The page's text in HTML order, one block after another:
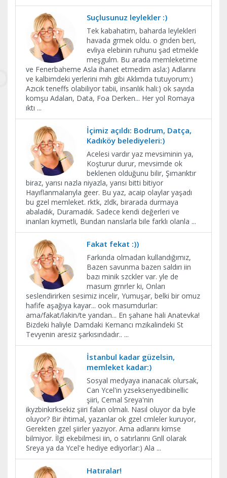
Suçlusunuz leylekler :)
Tek kabahatim, baharda leylekleri
havada grmek oldu. o gnden beri,
evliya elebinin ruhunu şad etmekle
meşgulm. Bu arada memleketime
ve Fenerbaheme Asla ihanet etmedim asla:) Adlarını
ve kalbimdeki yerlerini mıh gibi Aklımda tutuyorum:)
Azıcık teneffs olabiliyor tabii, insanlık hali:) ok sayıda
komşu Adaları, Data, Foa Derken... Her yol Romaya
ıktı ...
İçimiz açıldı: Bodrum, Datça,
Kadıköy belediyeleri:)
Acelesi vardır yaz mevsiminin ya,
Koşturur durur, mevsimde ok
beklenen olduğunu bilir, Şımarıktır
biraz, yarısı nazla niyazla, yarısı bitti bitiyor
Hayıflanmalarıyla geer. Bu yaz, acaip olaylar yaşadı
bu gzel memleket. rktk, zldk, birarada durmaya
abaladık, Duramadık. Sadece kendi değerleri ve
inanları kıymetli, Bundan nanslarla bile farklı olanla ...
Fakat fekat :))
Farkında olmadan kullandığımız,
Bazen savunma bazen saldırı iin
bazı minik szckler var. yle de
masum grnrler ki, Onları
seslendirirken sesimiz incelir, Yumuşar, belki bir omuz
hafife aşağıya kayar... ook masumdurlar:
ama/fakat/lakin/te yandan... En şahane hali Anatevka!
Bizdeki haliyle Damdaki Kemancı mzikalindeki St
Tevyenin aresiz şarkısındadır.. ...
İstanbul kadar güzelsin,
memleket kadar:)
Sosyal medyaya inanacak olursak,
Can Ycel'in yzseksenyedibinellic
şiiri, Cemal Sreya'nin
ikyzbinkırksekiz şiiri falan olmalı. Nasıl oluyor da byle
oluyor? Bir ihtimal, yazanlar ok gzel cmleler kuruyor,
Gerekten gzel şiirler yazıyor. Ama adlarını kimse
bilmiyor. İlgi ekebilmesi iin, o satırlarını Gnll olarak
Sreya ya da Ycel'e hediye ediyorlar:) Ala ...
Hatıralar!